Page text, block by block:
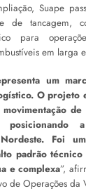
Suape
de tancagem,
para
em larga
um
O projeto
Foi
padrão
e complexa”,
de Operações da